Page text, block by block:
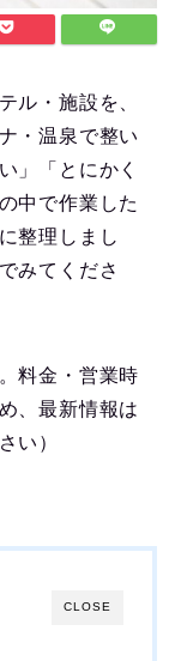
ル・施設を、
・温泉で整い
」「とにかく
中で作業した
整理しまし
みてくださ
料金・営業時
、最新情報は
い）
CLOSE